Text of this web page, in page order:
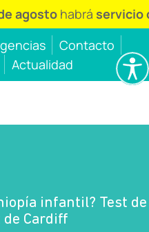
habráservicio de
Contacto
Actualidad
infantil? Test de
de Cardiff